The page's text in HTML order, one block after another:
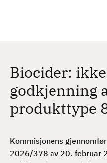
Biocider:
godkjenning
produkttype
Kommisjonens
2026/378 av 20. februar